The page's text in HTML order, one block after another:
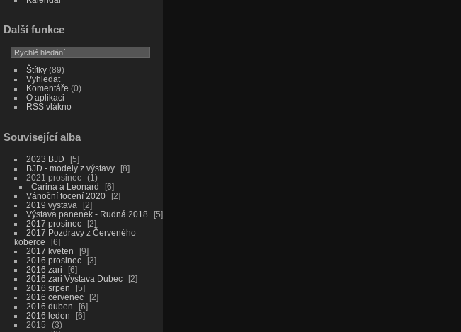
Další funkce
Štítky(89)
Vyhledat
Komentáře (0)
O aplikaci
RSS vlákno
Související alba
2023 BJD
5
BJD - modely z výstavy
8
2021 prosinec
1
Carina a Leonard
6
Vánoční focení 2020
2
2019 vystava
2
Výstava panenek - Rudná 2018
5
2017 prosinec
2
2017 Pozdravy z Červeného
koberce
6
2017 kveten
9
2016 prosinec
3
2016 zari
6
2016 zari Vystava Dubec
2
2016 srpen
5
2016 cervenec
2
2016 duben
6
2016 leden
6
2015
3